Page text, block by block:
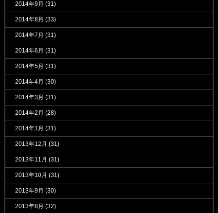
2014年9月 (31)
2014年8月 (33)
2014年7月 (31)
2014年6月 (31)
2014年5月 (31)
2014年4月 (30)
2014年3月 (31)
2014年2月 (28)
2014年1月 (31)
2013年12月 (31)
2013年11月 (31)
2013年10月 (31)
2013年9月 (30)
2013年8月 (32)